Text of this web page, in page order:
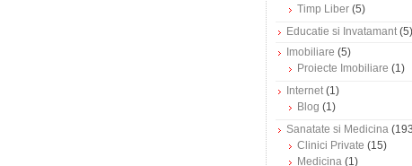
Timp Liber (5)
Educatie si Invatamant(5)
Imobiliare (5)
Proiecte Imobiliare (1)
Internet(1)
Blog (1)
Sanatate si Medicina
Clinici Private (15)
Medicina (1)